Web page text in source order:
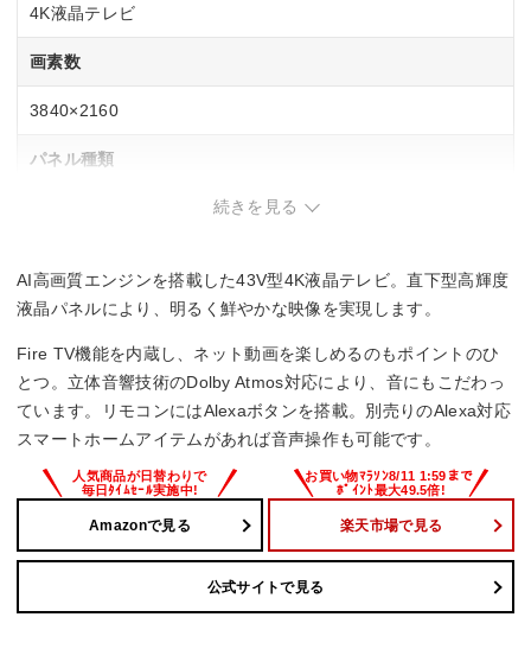
4K液晶テレビ
画素数
3840×2160
パネル種類
直下型LEDバックライト
録画機能
–
重量
–
続きを見る
AI高画質エンジンを搭載した43V型4K液晶テレビ。直下型高輝度
液晶パネルにより、明るく鮮やかな映像を実現します。
Fire TV機能を内蔵し、ネット動画を楽しめるのもポイントのひ
とつ。立体音響技術のDolby Atmos対応により、音にもこだわっ
ています。リモコンにはAlexaボタンを搭載。別売りのAlexa対応
スマートホームアイテムがあれば音声操作も可能です。
Amazonで見る 楽天市場で見る
公式サイトで見る